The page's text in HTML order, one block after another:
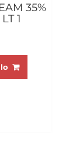
35%
1